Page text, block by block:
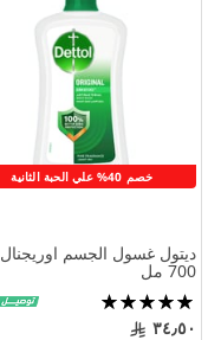
خصم 40% علي الحبة الثانية
ديتول غسول الجسم اوريجنال
700 مل
تقييم:
100%
٣٤٫٥٠